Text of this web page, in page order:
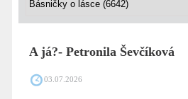
A já?- Petronila Ševčíková
03.07.2026